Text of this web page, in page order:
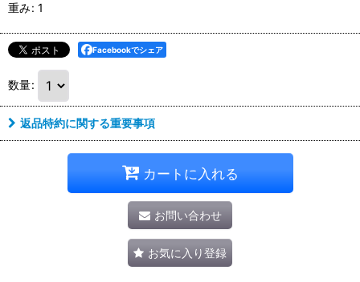
重み: 1
Facebookでシェア
数量:
返品特約に関する重要事項
カートに入れる
お問い合わせ
お気に入り登録